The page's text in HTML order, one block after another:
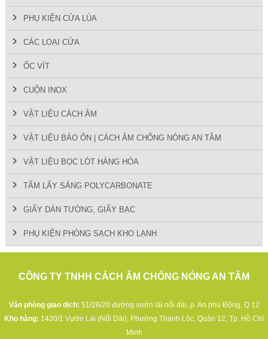
PHỤ KIỆN CỬA LÙA
CÁC LOẠI CỬA
ỐC VÍT
CUỘN INOX
VẬT LIỆU CÁCH ÂM
VẬT LIỆU BẢO ÔN | CÁCH ÂM CHỐNG NÓNG AN TÂM
VẬT LIỆU BỌC LÓT HÀNG HÓA
TẤM LẤY SÁNG POLYCARBONATE
GIẤY DÁN TƯỜNG, GIẤY BẠC
PHỤ KIỆN PHÒNG SẠCH KHO LẠNH
CÔNG TY TNHH CÁCH ÂM CHỐNG NÓNG AN TÂM
Văn phòng giao dịch: 51/26/20 đường vườn lài nối dài, p. An phú Đông, Q 12
Kho hàng: 1420/1 Vườn Lài (Nối Dài), Phường Thạnh Lộc, Quận 12, Tp. Hồ Chí
Minh